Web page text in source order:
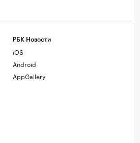
РБК Новости
iOS
Android
AppGallery